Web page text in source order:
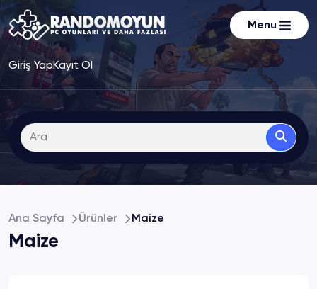
Menu
Giriş YapKayıt Ol
Ana Sayfa Ürünler Maize
Maize